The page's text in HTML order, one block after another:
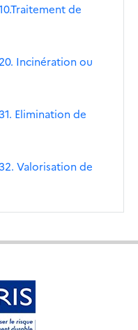
de
Incinération ou
Elimination de
Valorisation de